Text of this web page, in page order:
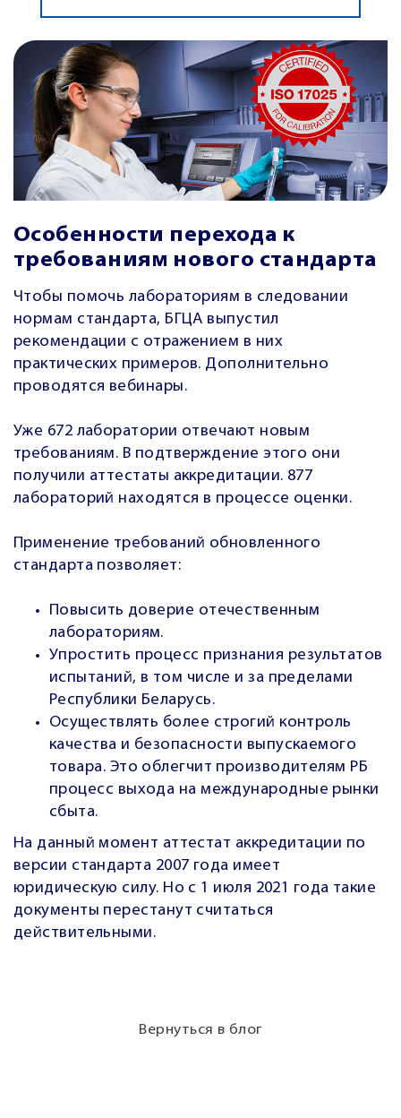
Особенности перехода к
требованиям нового стандарта
Чтобы помочь лабораториям в следовании
нормам стандарта, БГЦА выпустил
рекомендации с отражением в них
практических примеров. Дополнительно
проводятся вебинары.
Уже 672 лаборатории отвечают новым
требованиям. В подтверждение этого они
получили аттестаты аккредитации. 877
лабораторий находятся в процессе оценки.
Применение требований обновленного
стандарта позволяет:
Повысить доверие отечественным
лабораториям.
Упростить процесс признания результатов
испытаний, в том числе и за пределами
Республики Беларусь.
Осуществлять более строгий контроль
качества и безопасности выпускаемого
товара. Это облегчит производителям РБ
процесс выхода на международные рынки
сбыта.
На данный момент аттестат аккредитации по
версии стандарта 2007 года имеет
юридическую силу. Но с 1 июля 2021 года такие
документы перестанут считаться
действительными.
Вернуться в блог